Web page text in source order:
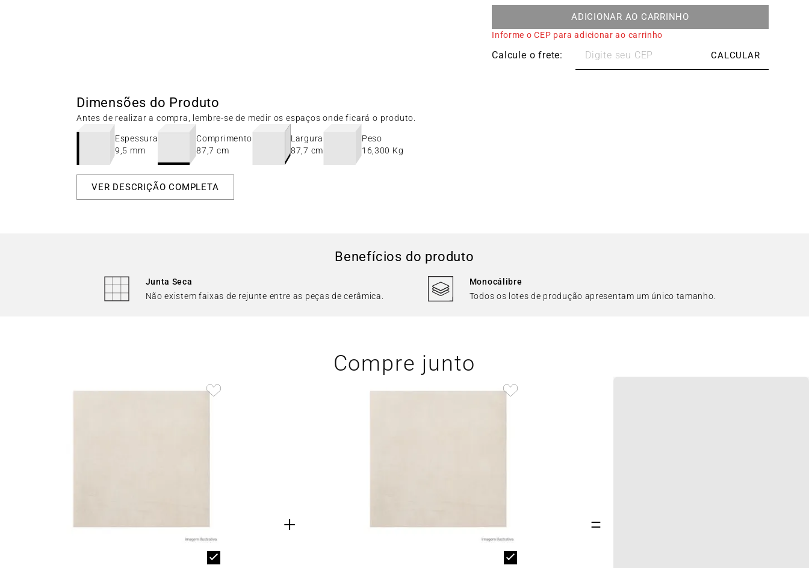
ADICIONAR AO CARRINHO
Informe o CEP para adicionar ao carrinho
Dimensões do Produto
Antes de realizar a compra, lembre-se de medir os espaços onde ficará o produto.
Espessura
9,5 mm
Comprimento
87,7 cm
Largura
87,7 cm
Peso
16,300 Kg
VER DESCRIÇÃO COMPLETA
Benefícios do produto
Junta Seca
Não existem faixas de rejunte entre as peças de cerâmica.
Monocálibre
Todos os lotes de produção apresentam um único tamanho.
Compre junto
+ =